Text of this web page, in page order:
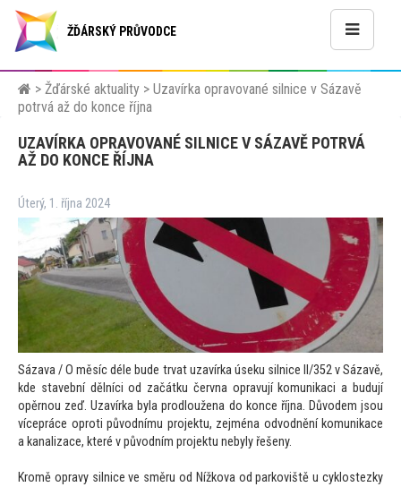
ŽĎÁRSKÝ PRŮVODCE
> Žďárské aktuality > Uzavírka opravované silnice v Sázavě
potrvá až do konce října
UZAVÍRKA OPRAVOVANÉ SILNICE V SÁZAVĚ POTRVÁ
AŽ DO KONCE ŘÍJNA
Úterý, 1. října 2024
Sázava / O měsíc déle bude trvat uzavírka úseku silnice II/352 v Sázavě,
kde stavební dělníci od začátku června opravují komunikaci a budují
opěrnou zeď. Uzavírka byla prodloužena do konce října. Důvodem jsou
vícepráce oproti původnímu projektu, zejména odvodnění komunikace
a kanalizace, které v původním projektu nebyly řešeny.
Kromě opravy silnice ve směru od Nížkova od parkoviště u cyklostezky